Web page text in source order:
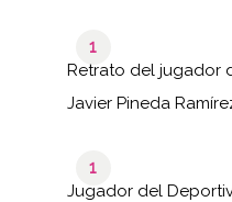
1
Retrato del jugador
Javier Pineda
1
Jugador del